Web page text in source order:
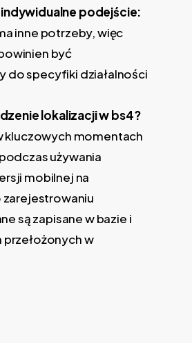
podejście:
inne potrzeby, więc
być
do specyfiki działalności
lokalizacji w bs4?
kluczowych momentach
używania
mobilnej na
są zapisane w bazie i
w